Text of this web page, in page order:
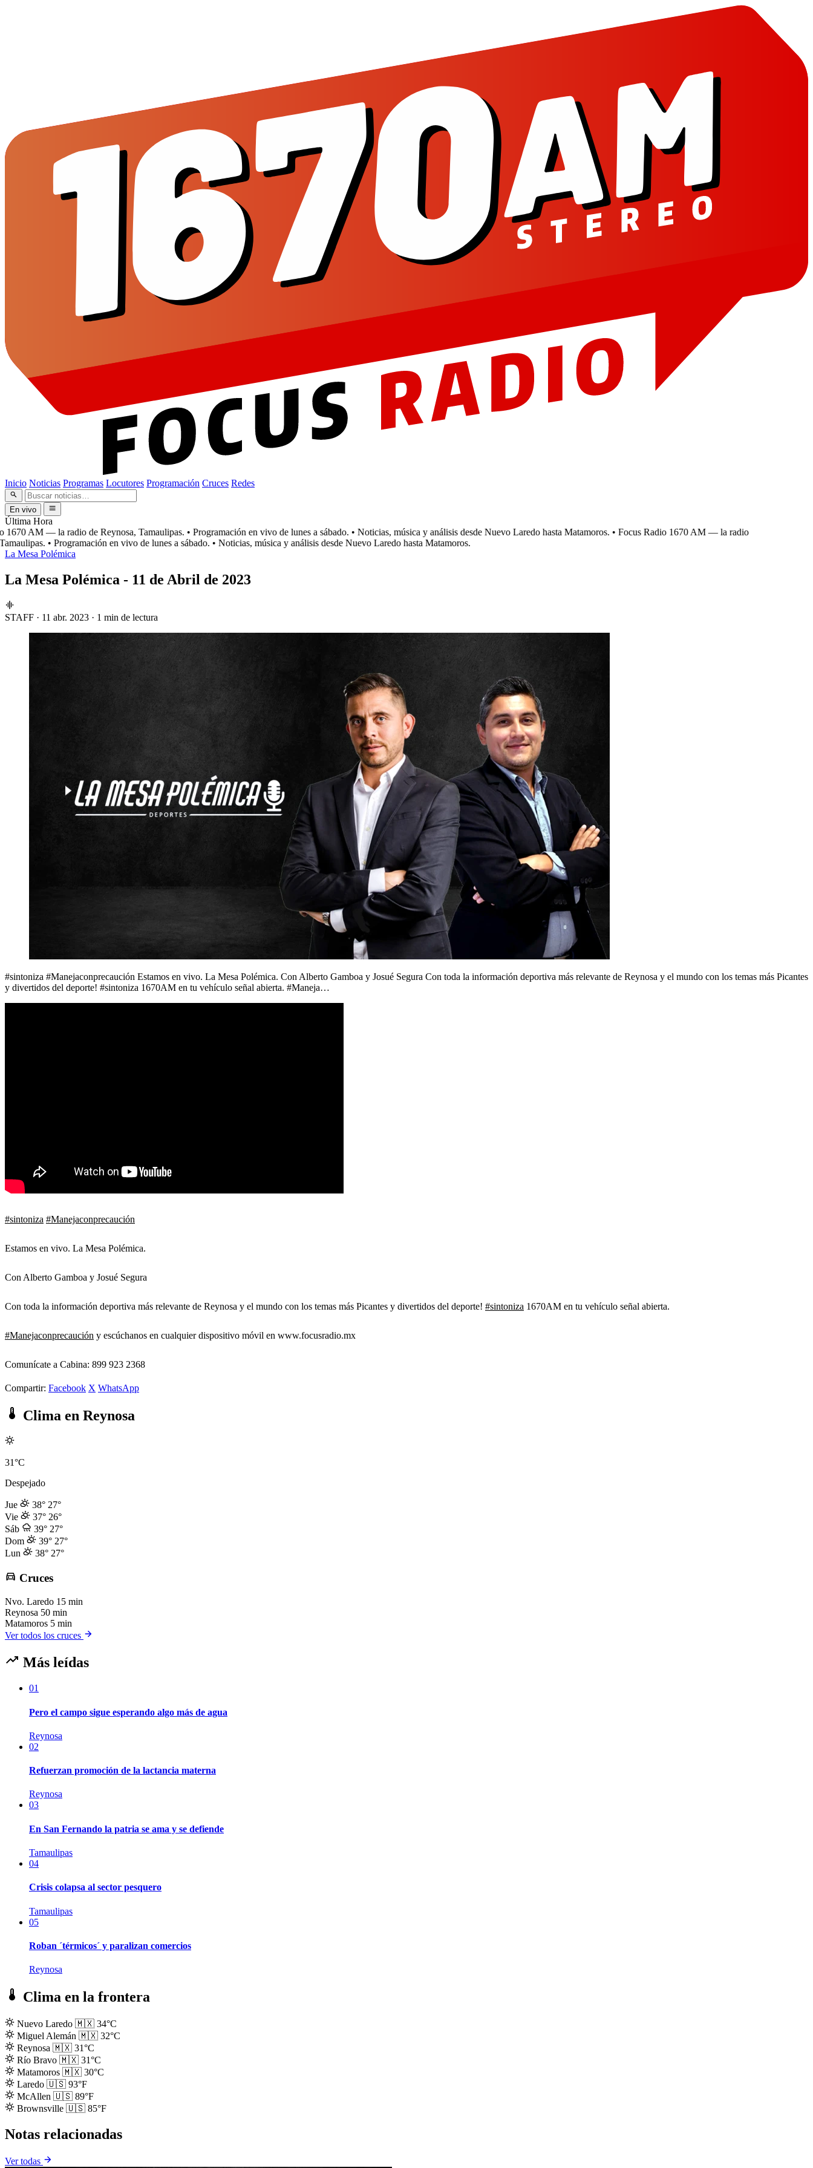
Inicio Noticias Programas Locutores Programación Cruces Redes
En vivo
Última Hora
AM — la radio de Reynosa, Tamaulipas. • Programación en vivo de lunes a sábado. • Noticias, música y análisis desde Nuevo Laredo hasta Matamoros. • Focus Radio 1670 AM — la radio
• Programación en vivo de lunes a sábado. • Noticias, música y análisis desde Nuevo Laredo hasta Matamoros.
La Mesa Polémica
La Mesa Polémica - 11 de Abril de 2023
STAFF · 11 abr. 2023 · 1 min de lectura
#sintoniza #Manejaconprecaución Estamos en vivo. La Mesa Polémica. Con Alberto Gamboa y Josué Segura Con toda la información deportiva más relevante de Reynosa y el mundo con los temas más Picantes
y divertidos del deporte! #sintoniza 1670AM en tu vehículo señal abierta. #Maneja…
#sintoniza #Manejaconprecaución
Estamos en vivo. La Mesa Polémica.
Con Alberto Gamboa y Josué Segura
Con toda la información deportiva más relevante de Reynosa y el mundo con los temas más Picantes y divertidos del deporte! #sintoniza 1670AM en tu vehículo señal abierta.
#Manejaconprecaución y escúchanos en cualquier dispositivo móvil en www.focusradio.mx
Comunícate a Cabina: 899 923 2368
Compartir: Facebook X WhatsApp
Clima en Reynosa
31°C
Despejado
Jue 38° 27°
Vie
37° 26°
Sáb
39° 27°
Dom
39° 27°
Lun
38° 27°
Cruces
Nvo. Laredo 15 min
Reynosa 50 min
Matamoros 5 min
Ver todos los cruces
Más leídas
01
Pero el campo sigue esperando algo más de agua
Reynosa
02
Refuerzan promoción de la lactancia materna
Reynosa
03
En San Fernando la patria se ama y se defiende
Tamaulipas
04
Crisis colapsa al sector pesquero
Tamaulipas
05
Roban ´térmicos´ y paralizan comercios
Reynosa
Clima en la frontera
Nuevo Laredo 🇲🇽 34°C
Miguel Alemán 🇲🇽 32°C
Reynosa 🇲🇽 31°C
Río Bravo 🇲🇽 31°C
Matamoros 🇲🇽 30°C
Laredo 🇺🇸 93°F
McAllen 🇺🇸 89°F
Brownsville 🇺🇸 85°F
Notas relacionadas
Ver todas